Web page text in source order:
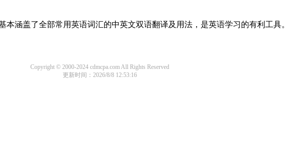
涵盖了全部常用英语词汇的中英文双语翻译及用法，是英语学习的有利工具。
Copyright © 2000-2024 cdmcpa.com All Rights Reserved
更新时间：2026/8/8 12:53:16